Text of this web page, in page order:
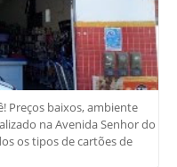
Preços baixos, ambiente
na Avenida Senhor do
os tipos de cartões de